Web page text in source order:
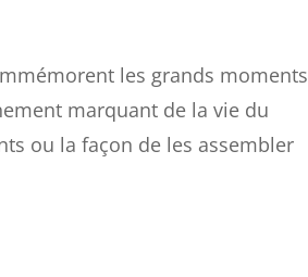
les grands moments
marquant de la vie du
ou la façon de les assembler